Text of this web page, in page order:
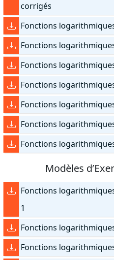
corrigés
Fonctions
Fonctions
Fonctions
Fonctions
Fonctions
Fonctions
Fonctions
Modèles
Fonctions
1
Fonctions
Fonctions